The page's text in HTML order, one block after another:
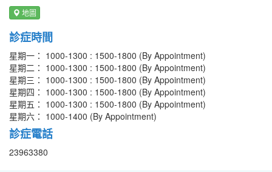
地圖
診症時間
星期一： 1000-1300 : 1500-1800 (By Appointment)
星期二： 1000-1300 : 1500-1800 (By Appointment)
星期三： 1000-1300 : 1500-1800 (By Appointment)
星期四： 1000-1300 : 1500-1800 (By Appointment)
星期五： 1000-1300 : 1500-1800 (By Appointment)
星期六： 1000-1400 (By Appointment)
診症電話
23963380